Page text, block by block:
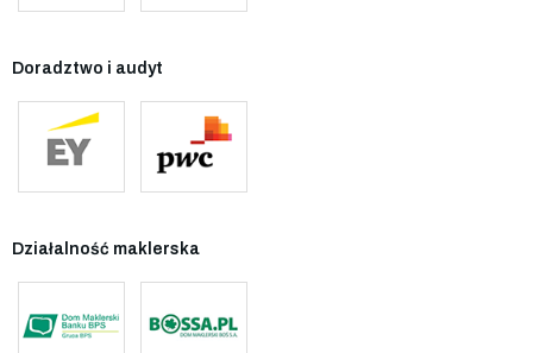
Doradztwo i audyt
Działalność maklerska